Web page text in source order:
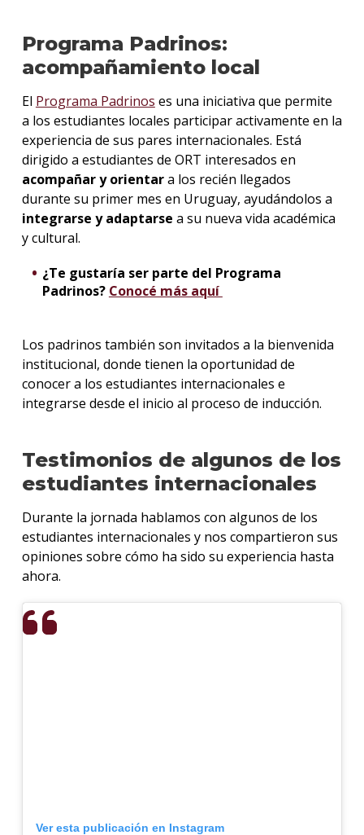
Programa Padrinos:
acompañamiento local
El Programa Padrinos es una iniciativa que permite
a los estudiantes locales participar activamente en la
experiencia de sus pares internacionales. Está
dirigido a estudiantes de ORT interesados en
acompañar y orientara los recién llegados
durante su primer mes en Uruguay, ayudándolos a
integrarse y adaptarse a su nueva vida académica
y cultural.
¿Te gustaría ser parte del Programa
Padrinos? Conocé más aquí
Los padrinos también son invitados a la bienvenida
institucional, donde tienen la oportunidad de
conocer a los estudiantes internacionales e
integrarse desde el inicio al proceso de inducción.
Testimonios de algunos de los
estudiantes internacionales
Durante la jornada hablamos con algunos de los
estudiantes internacionales y nos compartieron sus
opiniones sobre cómo ha sido su experiencia hasta
ahora.
Ver esta publicación en Instagram